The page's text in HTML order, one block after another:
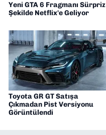
Yeni GTA 6 Fragmanı Sürpriz
Şekilde Netflix'e Geliyor
Toyota GR GT Satışa
Çıkmadan Pist Versiyonu
Görüntülendi